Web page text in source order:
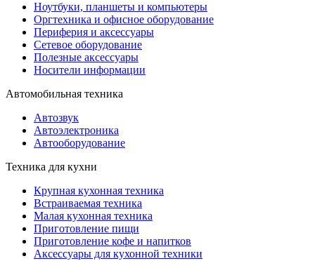
Ноутбуки, планшеты и компьютеры
Оргтехника и офисное оборудование
Периферия и аксессуары
Cетевое оборудование
Полезные аксессуары
Носители информации
Автомобильная техника
Автозвук
Автоэлектроника
Автооборудование
Техника для кухни
Крупная кухонная техника
Встраиваемая техника
Малая кухонная техника
Приготовление пищи
Приготовление кофе и напитков
Аксессуары для кухонной техники